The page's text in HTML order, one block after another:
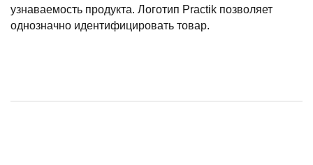
узнаваемость продукта. Логотип Practik позволяет
однозначно идентифицировать товар.